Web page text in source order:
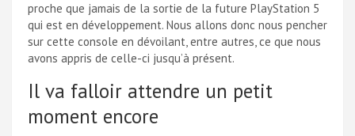
proche que jamais de la sortie de la future PlayStation 5
qui est en développement. Nous allons donc nous pencher
sur cette console en dévoilant, entre autres, ce que nous
avons appris de celle-ci jusqu’à présent.
Il va falloir attendre un petit
moment encore